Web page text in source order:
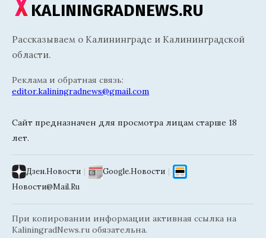
KALININGRADNEWS.RU
Рассказываем о Калининграде и Калининградской
области.
Реклама и обратная связь:
editor.kaliningradnews@gmail.com
Сайт предназначен для просмотра лицам старше 18
лет.
Дзен.Новости | Google.Новости |
Новости@Mail.Ru
При копировании информации активная ссылка на
KaliningradNews.ru обязательна.